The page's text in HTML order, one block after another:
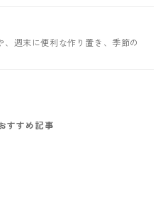
週末に便利な作り置き、季節の
すすめ記事